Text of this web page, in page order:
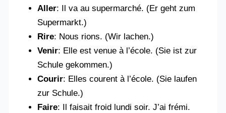
Aller: Il va au supermarché. (Er geht zum
Supermarkt.)
Rire: Nous rions. (Wir lachen.)
Venir: Elle est venue à l’école. (Sie ist zur
Schule gekommen.)
Courir: Elles courent à l’école. (Sie laufen
zur Schule.)
Faire: Il faisait froid lundi soir. J’ai frémi.